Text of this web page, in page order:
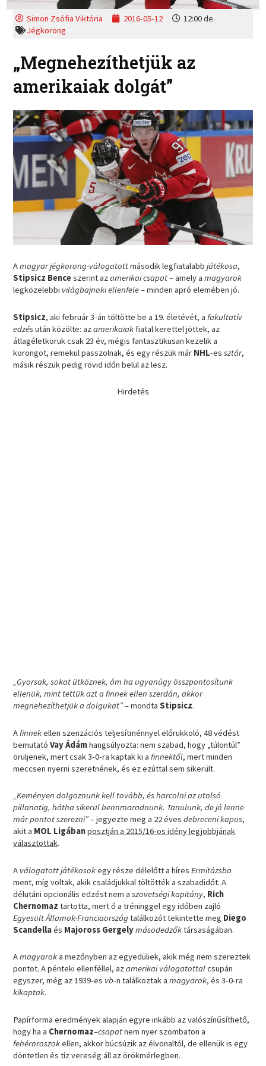
Simon Zsófia Viktória 2016-05-12
12:00 de.
Jégkorong
„Megnehezíthetjük az
amerikaiak dolgát”
Amagyar jégkorong-válogatottmásodik legfiatalabbjátékosa,
Stipsicz Benceszerint azamerikai csapat– amely amagyarok
legközelebbi világbajnoki ellenfele– minden apró elemében jó.
Stipsicz, aki február 3-án töltötte be a 19. életévét, afakultatív
edzésután közölte: azamerikaiakfiatal kerettel jöttek, az
átlagéletkoruk csak 23 év, mégis fantasztikusan kezelik a
korongot, remekül passzolnak, és egy részük már NHL-essztár,
másik részük pedig rövid időn belül az lesz.
Hirdetés
„Gyorsak, sokat ütköznek, ám ha ugyanúgy összpontosítunk
ellenük, mint tettük azt a finnek ellen szerdán, akkor
megnehezíthetjük a dolgukat”– mondtaStipsicz.
Afinnekellen szenzációs teljesítménnyel előrukkoló, 48 védést
bemutatóVay Ádámhangsúlyozta: nem szabad, hogy „túlontúl”
örüljenek, mert csak 3-0-ra kaptak ki afinnektől, mert minden
meccsen nyerni szeretnének, és ez ezúttal sem sikerült.
„Keményen dolgoznunk kell tovább, és harcolni az utolsó
pillanatig, hátha sikerül bennmaradnunk. Tanulunk, de jó lenne
már pontot szerezni”– jegyezte meg a 22 éves debreceni kapus,
akit a MOL Ligábanposztján a 2015/16-os idény legjobbjának
választottak.
A válogatott játékosokegy része délelőtt a híresErmitázsba
ment, míg voltak, akik családjukkal töltötték a szabadidőt. A
délutáni opcionális edzést nem aszövetségi kapitány, Rich
Chernomaz tartotta, mert ő a tréninggel egy időben zajló
Egyesült Államok-Franciaországtalálkozót tekintette meg Diego
Scandellaés Majoross Gergelymásodedzőktársaságában.
Amagyaroka mezőnyben az egyedüliek, akik még nem szereztek
pontot. A pénteki ellenféllel, azamerikai válogatottalcsupán
egyszer, még az 1939-es vb-n találkoztak amagyarok, és 3-0-ra
kikaptak.
Papírforma eredmények alapján egyre inkább az valószínűsíthető,
hogy ha a Chernomaz–csapatnem nyer szombaton a
fehéroroszokellen, akkor búcsúzik az élvonaltól, de ellenük is egy
döntetlen és tíz vereség áll az örökmérlegben.